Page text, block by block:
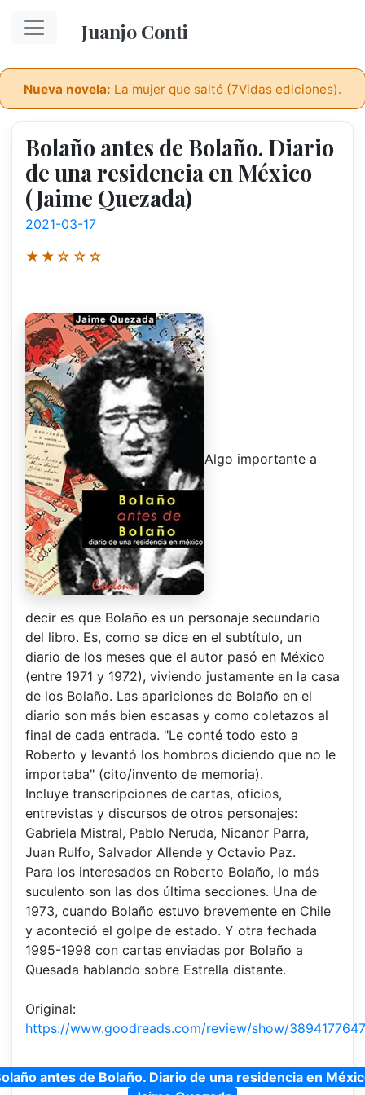
Juanjo Conti
Nueva novela: La mujer que saltó (7Vidas ediciones).
Bolaño antes de Bolaño. Diario
de una residencia en México
(Jaime Quezada)
2021-03-17
★★☆☆☆
Algo importante a
decir es que Bolaño es un personaje secundario
del libro. Es, como se dice en el subtítulo, un
diario de los meses que el autor pasó en México
(entre 1971 y 1972), viviendo justamente en la casa
de los Bolaño. Las apariciones de Bolaño en el
diario son más bien escasas y como coletazos al
final de cada entrada. "Le conté todo esto a
Roberto y levantó los hombros diciendo que no le
importaba" (cito/invento de memoria).
Incluye transcripciones de cartas, oficios,
entrevistas y discursos de otros personajes:
Gabriela Mistral, Pablo Neruda, Nicanor Parra,
Juan Rulfo, Salvador Allende y Octavio Paz.
Para los interesados en Roberto Bolaño, lo más
suculento son las dos última secciones. Una de
1973, cuando Bolaño estuvo brevemente en Chile
y aconteció el golpe de estado. Y otra fechada
1995-1998 con cartas enviadas por Bolaño a
Quesada hablando sobre Estrella distante.
Original:
https://www.goodreads.com/review/show/3894177647
antes de Bolaño. Diario de una residencia en